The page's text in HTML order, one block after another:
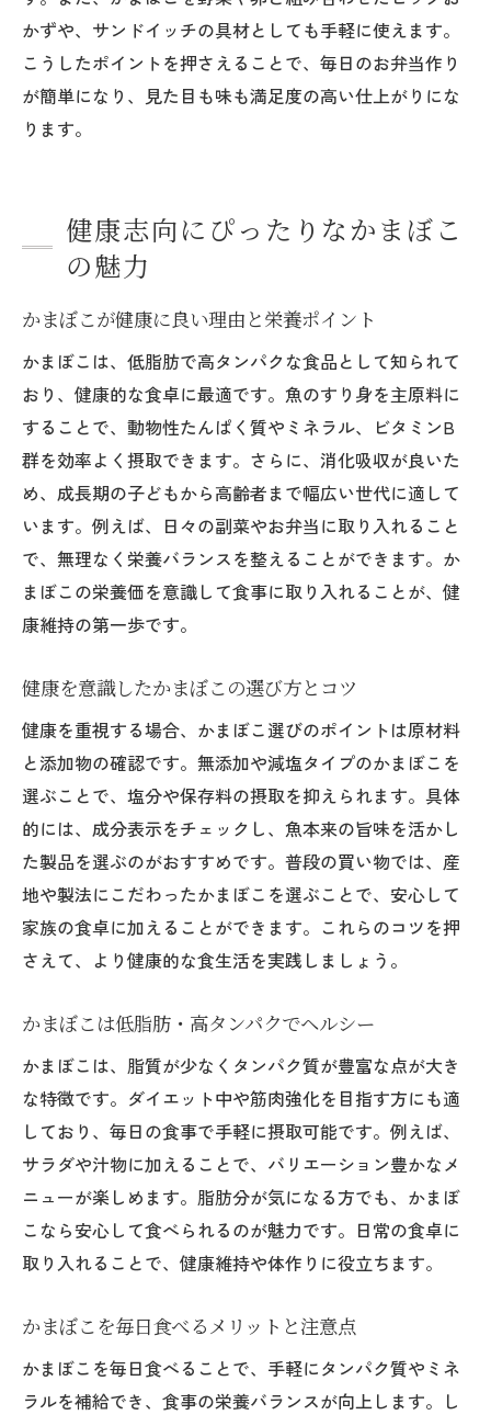
かずや、サンドイッチの具材としても手軽に使えます。
こうしたポイントを押さえることで、毎日のお弁当作り
が簡単になり、見た目も味も満足度の高い仕上がりにな
ります。
健康志向にぴったりなかまぼこ
の魅力
かまぼこが健康に良い理由と栄養ポイント
かまぼこは、低脂肪で高タンパクな食品として知られて
おり、健康的な食卓に最適です。魚のすり身を主原料に
することで、動物性たんぱく質やミネラル、ビタミンB
群を効率よく摂取できます。さらに、消化吸収が良いた
め、成長期の子どもから高齢者まで幅広い世代に適して
います。例えば、日々の副菜やお弁当に取り入れること
で、無理なく栄養バランスを整えることができます。か
まぼこの栄養価を意識して食事に取り入れることが、健
康維持の第一歩です。
健康を意識したかまぼこの選び方とコツ
健康を重視する場合、かまぼこ選びのポイントは原材料
と添加物の確認です。無添加や減塩タイプのかまぼこを
選ぶことで、塩分や保存料の摂取を抑えられます。具体
的には、成分表示をチェックし、魚本来の旨味を活かし
た製品を選ぶのがおすすめです。普段の買い物では、産
地や製法にこだわったかまぼこを選ぶことで、安心して
家族の食卓に加えることができます。これらのコツを押
さえて、より健康的な食生活を実践しましょう。
かまぼこは低脂肪・高タンパクでヘルシー
かまぼこは、脂質が少なくタンパク質が豊富な点が大き
な特徴です。ダイエット中や筋肉強化を目指す方にも適
しており、毎日の食事で手軽に摂取可能です。例えば、
サラダや汁物に加えることで、バリエーション豊かなメ
ニューが楽しめます。脂肪分が気になる方でも、かまぼ
こなら安心して食べられるのが魅力です。日常の食卓に
取り入れることで、健康維持や体作りに役立ちます。
かまぼこを毎日食べるメリットと注意点
かまぼこを毎日食べることで、手軽にタンパク質やミネ
ラルを補給でき、食事の栄養バランスが向上します。し